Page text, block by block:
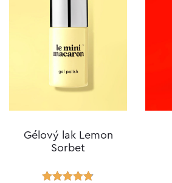
Gélový lak Lemon
Sorbet